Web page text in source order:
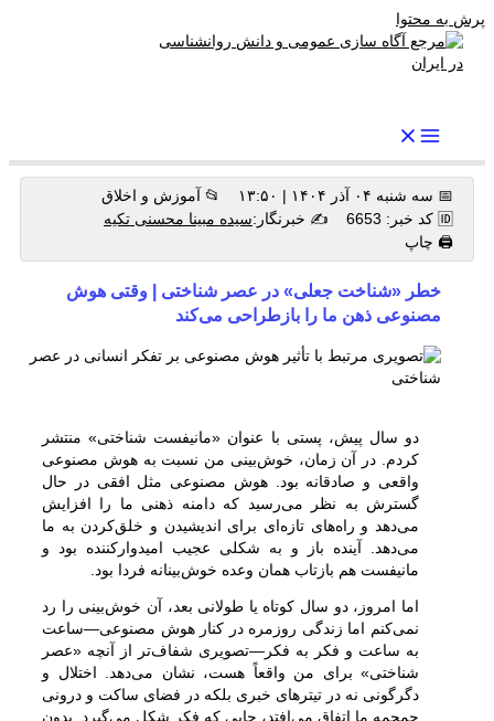
پرش به محتوا
📅 سه شنبه ۰۴ آذر ۱۴۰۴ | ۱۳:۵۰
📂 آموزش و اخلاق
🆔 کد خبر: 6653
✍️ خبرنگار:سیده مبینا محسنی تکیه
🖨 چاپ
خطر «شناخت جعلی» در عصر شناختی | وقتی هوش
مصنوعی ذهن ما را بازطراحی می‌کند
دو سال پیش، پستی با عنوان «مانیفست شناختی» منتشر
کردم. در آن زمان، خوش‌بینی من نسبت به هوش مصنوعی
واقعی و صادقانه بود. هوش مصنوعی مثل افقی در حال
گسترش به نظر می‌رسید که دامنه ذهنی ما را افزایش
می‌دهد و راه‌های تازه‌ای برای اندیشیدن و خلق‌کردن به ما
می‌دهد. آینده باز و به شکلی عجیب امیدوارکننده بود و
مانیفست هم بازتاب همان وعده خوش‌بینانه فردا بود.
اما امروز، دو سال کوتاه یا طولانی بعد، آن خوش‌بینی را رد
نمی‌کنم اما زندگی روزمره در کنار هوش مصنوعی—ساعت
به ساعت و فکر به فکر—تصویری شفاف‌تر از آنچه «عصر
شناختی» برای من واقعاً هست، نشان می‌دهد. اختلال و
دگرگونی نه در تیترهای خبری بلکه در فضای ساکت و درونی
جمجمه ما اتفاق می‌افتد، جایی که فکر شکل می‌گیرد. بدون